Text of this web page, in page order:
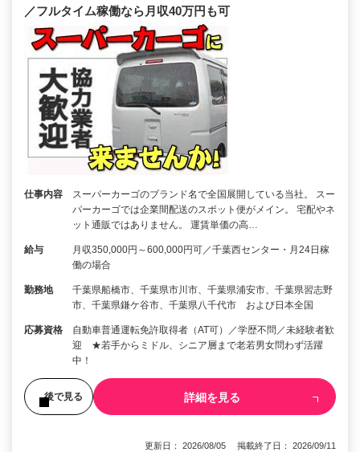
／フルタイム稼働なら月収40万円も可
仕事内容
スーパーカーゴのブランド名で全国展開している当社。 スー
パーカーゴでは企業間配送のスポット便がメイン。 宅配やネ
ット通販ではありません。 運賃単価の高…
給与
月収350,000円～600,000円可／千葉西センター・月24日稼
働の場合
勤務地
千葉県船橋市、千葉県市川市、千葉県浦安市、千葉県習志野
市、千葉県鎌ケ谷市、千葉県八千代市 および日本全国
応募資格
自動車普通運転免許取得者（AT可）／学歴不問／未経験者歓
迎 ★若手からミドル、シニア層まで老若男女問わず活躍
中！
後で見る 詳細を見る
更新日： 2026/08/05 掲載終了日： 2026/09/11